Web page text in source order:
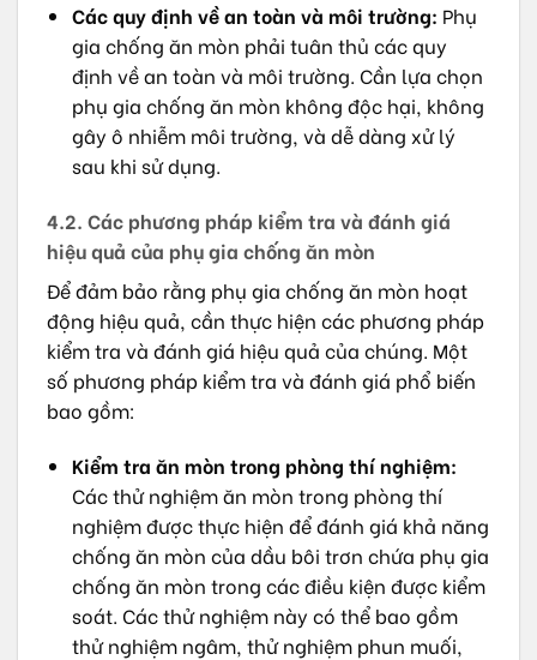
Các quy định về an toàn và môi trường: Phụ
gia chống ăn mòn phải tuân thủ các quy
định về an toàn và môi trường. Cần lựa chọn
phụ gia chống ăn mòn không độc hại, không
gây ô nhiễm môi trường, và dễ dàng xử lý
sau khi sử dụng.
4.2. Các phương pháp kiểm tra và đánh giá
hiệu quả của phụ gia chống ăn mòn
Để đảm bảo rằng phụ gia chống ăn mòn hoạt
động hiệu quả, cần thực hiện các phương pháp
kiểm tra và đánh giá hiệu quả của chúng. Một
số phương pháp kiểm tra và đánh giá phổ biến
bao gồm:
Kiểm tra ăn mòn trong phòng thí nghiệm:
Các thử nghiệm ăn mòn trong phòng thí
nghiệm được thực hiện để đánh giá khả năng
chống ăn mòn của dầu bôi trơn chứa phụ gia
chống ăn mòn trong các điều kiện được kiểm
soát. Các thử nghiệm này có thể bao gồm
thử nghiệm ngâm, thử nghiệm phun muối,